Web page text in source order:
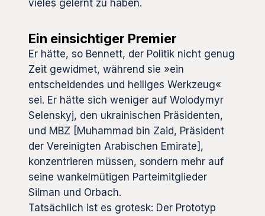
vieles gelernt zu haben.
Ein einsichtiger Premier
Er hätte, so Bennett, der Politik nicht genug
Zeit gewidmet, während sie »ein
entscheidendes und heiliges Werkzeug«
sei. Er hätte sich weniger auf Wolodymyr
Selenskyj, den ukrainischen Präsidenten,
und MBZ [Muhammad bin Zaid, Präsident
der Vereinigten Arabischen Emirate],
konzentrieren müssen, sondern mehr auf
seine wankelmütigen Parteimitglieder
Silman und Orbach.
Tatsächlich ist es grotesk: Der Prototyp